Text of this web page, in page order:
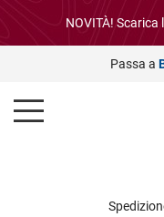
NOVITÀ! Scarica
Passa a